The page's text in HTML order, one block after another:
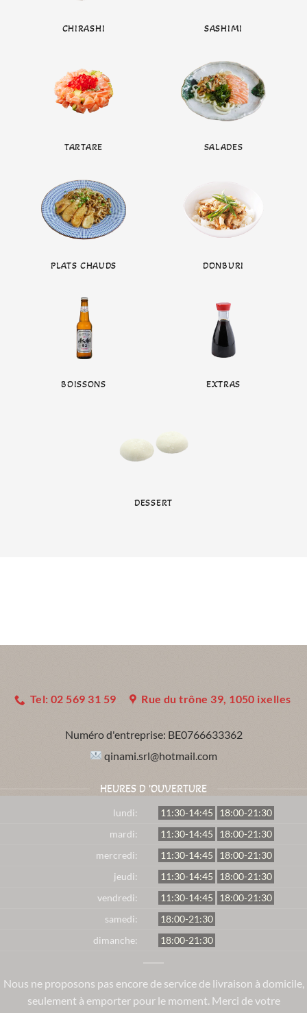
CHIRASHI SASHIMI
TARTARE SALADES
PLATS CHAUDS DONBURI
BOISSONS EXTRAS
DESSERT
Tel: 02 569 31 59 Rue du trône 39, 1050 ixelles
Numéro d'entreprise: BE0766633362
qinami.srl@hotmail.com
HEURES D 'OUVERTURE
lundi: 11:30-14:45
18:00-21:30
mardi:
11:30-14:45
18:00-21:30
mercredi:
11:30-14:45
18:00-21:30
jeudi:
11:30-14:45
18:00-21:30
vendredi:
11:30-14:45
18:00-21:30
samedi:
18:00-21:30
dimanche:
18:00-21:30
Nous ne proposons pas encore de service de livraison à domicile,
seulement à emporter pour le moment. Merci de votre